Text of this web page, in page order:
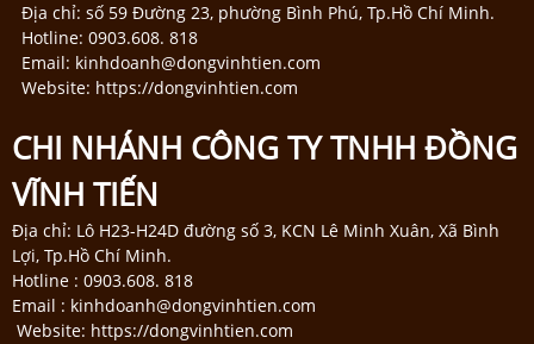
Địa chỉ: số 59 Đường 23, phường Bình Phú, Tp.Hồ Chí Minh.
Hotline: 0903.608. 818
Email: kinhdoanh@dongvinhtien.com
Website: https://dongvinhtien.com
CHI NHÁNH CÔNG TY TNHH ĐỒNG
VĨNH TIẾN
Địa chỉ: Lô H23-H24D đường số 3, KCN Lê Minh Xuân, Xã Bình
Lợi, Tp.Hồ Chí Minh.
Hotline : 0903.608. 818
Email : kinhdoanh@dongvinhtien.com
Website: https://dongvinhtien.com